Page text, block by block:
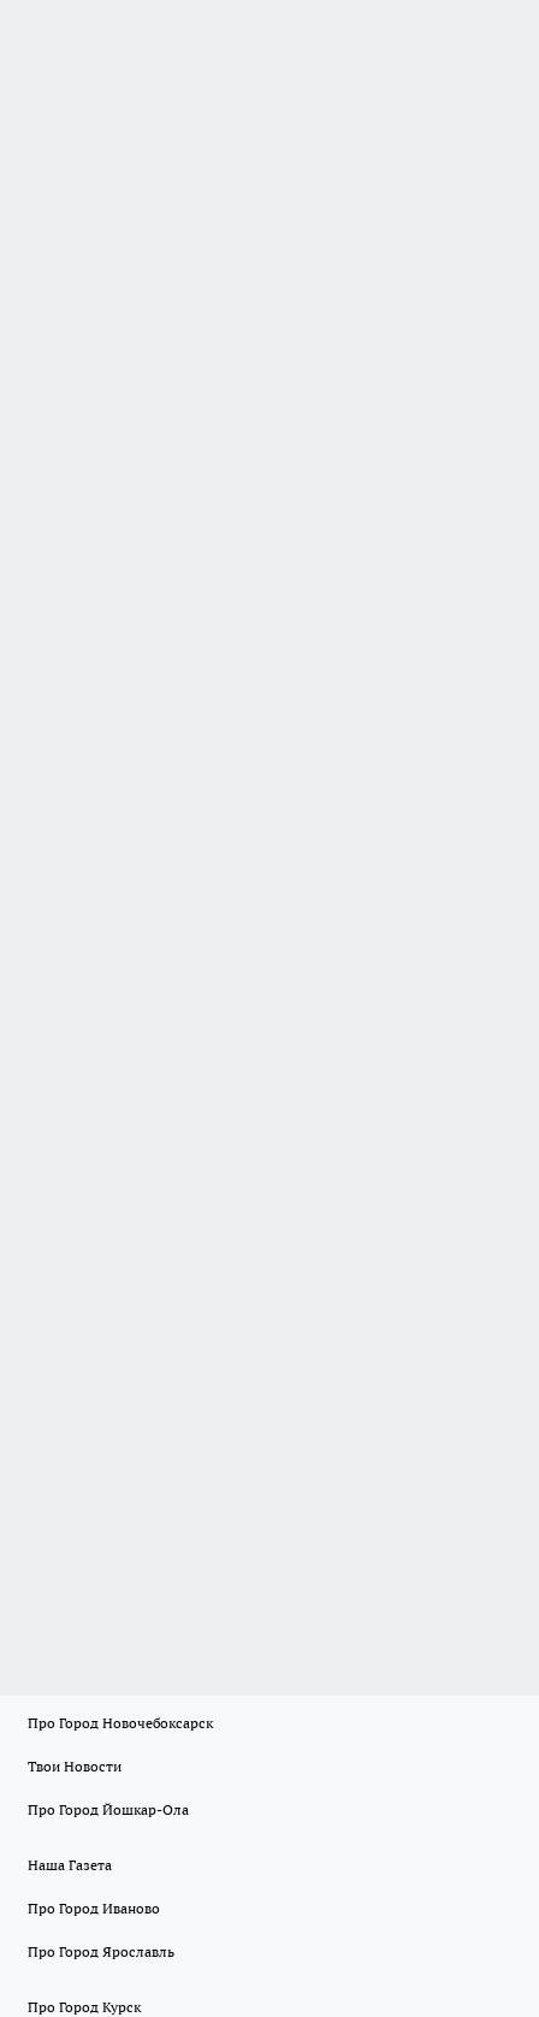
Про Город Новочебоксарск
Твои Новости
Про Город Йошкар-Ола
Наша Газета
Про Город Иваново
Про Город Ярославль
Про Город Курск